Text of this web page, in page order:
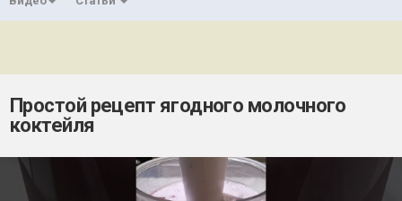
Простой рецепт ягодного молочного
коктейля